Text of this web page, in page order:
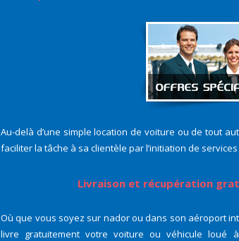
Au-delà d’une simple location de voiture ou de tout
faciliter la tâche à sa clientèle par l’initiation de
Livraison et récupération
Où que vous soyez sur nador ou dans son aéroport
livre gratuitement votre voiture ou véhicule loué